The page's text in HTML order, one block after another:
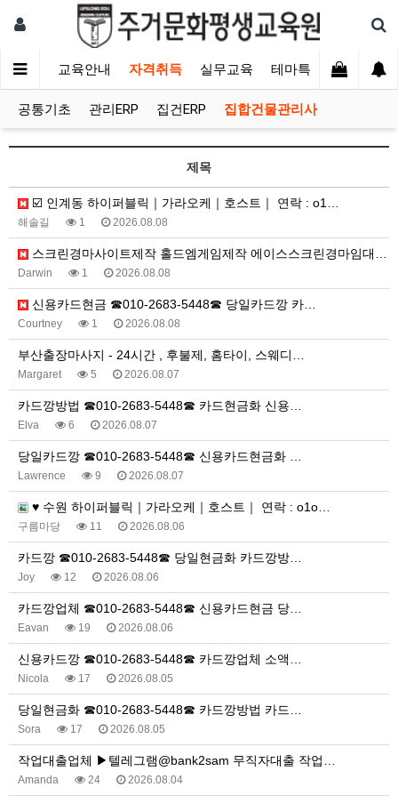
교육안내 자격취득 실무교육 테마특강 유지보수
공통기초 관리ERP 집건ERP 집합건물관리사
제목
☑️ 인계동 하이퍼블릭｜가라오케｜호스트｜ 연락 : o1…
해솔길 1 2026.08.08
스크린경마사이트제작 홀드엠게임제작 에이스스크린경마임대 …
Darwin 1 2026.08.08
신용카드현금 ☎010-2683-5448☎ 당일카드깡 카…
Courtney 1 2026.08.08
부산출장마사지 - 24시간 , 후불제, 홈타이, 스웨디…
Margaret 5 2026.08.07
카드깡방법 ☎010-2683-5448☎ 카드현금화 신용…
Elva 6 2026.08.07
당일카드깡 ☎010-2683-5448☎ 신용카드현금화 …
Lawrence 9 2026.08.07
♥️ 수원 하이퍼블릭｜가라오케｜호스트｜ 연락 : o1o…
구름마당 11 2026.08.06
카드깡 ☎010-2683-5448☎ 당일현금화 카드깡방…
Joy 12 2026.08.06
카드깡업체 ☎010-2683-5448☎ 신용카드현금 당…
Eavan 19 2026.08.06
신용카드깡 ☎010-2683-5448☎ 카드깡업체 소액…
Nicola 17 2026.08.05
당일현금화 ☎010-2683-5448☎ 카드깡방법 카드…
Sora 17 2026.08.05
작업대출업체 ▶텔레그램@bank2sam 무직자대출 작업…
Amanda 24 2026.08.04